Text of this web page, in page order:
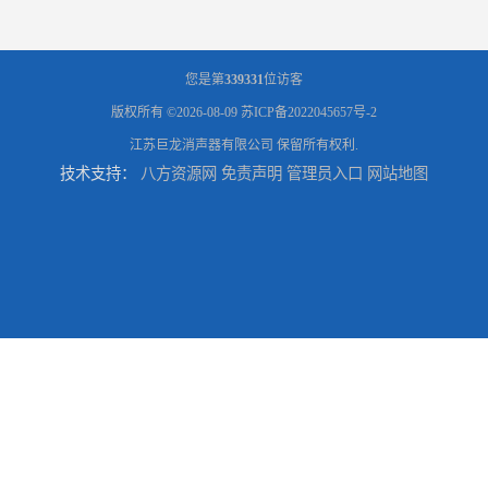
您是第339331位访客
版权所有 ©2026-08-09 苏ICP备2022045657号-2
江苏巨龙消声器有限公司 保留所有权利.
技术支持： 八方资源网 免责声明 管理员入口 网站地图